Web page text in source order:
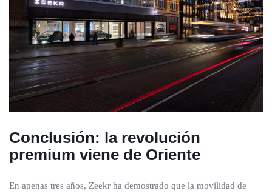
Conclusión: la revolución
premium viene de Oriente
En apenas tres años, Zeekr ha demostrado que la movilidad de